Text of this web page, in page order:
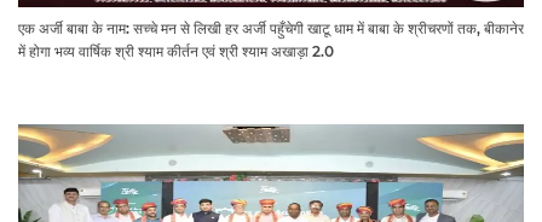
एक अर्जी बाबा के नाम: सच्चे मन से लिखी हर अर्जी पहुँचेगी खाटू धाम में बाबा के श्रीचरणों तक, बीकानेर
में होगा भव्य वार्षिक श्री श्याम कीर्तन एवं श्री श्याम अखाड़ा 2.0